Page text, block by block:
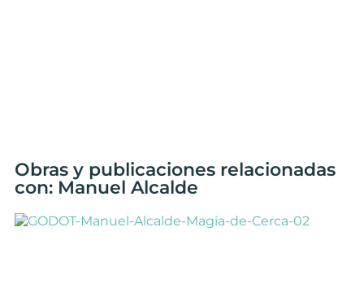
Obras y publicaciones relacionadas
con: Manuel Alcalde